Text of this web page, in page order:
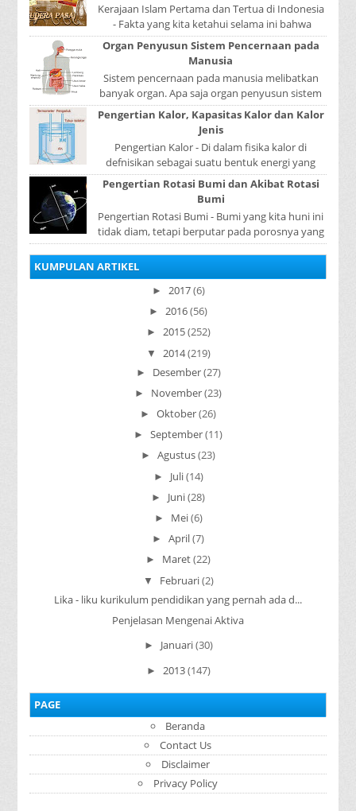
Kerajaan Islam Pertama dan Tertua di Indonesia
- Fakta yang kita ketahui selama ini bahwa
kerajaan Samudera Pasai merupakan kerajaan ...
Organ Penyusun Sistem Pencernaan pada
Manusia
Sistem pencernaan pada manusia melibatkan
banyak organ. Apa saja organ penyusun sistem
pencernaan pada manusia ? Organ penyusun
sistem p...
Pengertian Kalor, Kapasitas Kalor dan Kalor
Jenis
Pengertian Kalor - Di dalam fisika kalor di
defnisikan sebagai suatu bentuk energi yang
dapat berpindah atau mengalir dari benda yang
...
Pengertian Rotasi Bumi dan Akibat Rotasi
Bumi
Pengertian Rotasi Bumi - Bumi yang kita huni ini
tidak diam, tetapi berputar pada porosnya yang
disebut rotasi bumi. Waktu yang diperlukan...
KUMPULAN ARTIKEL
► 2017(6)
► 2016(56)
► 2015(252)
▼ 2014(219)
► Desember(27)
► November(23)
► Oktober(26)
► September(11)
► Agustus(23)
► Juli(14)
► Juni(28)
► Mei(6)
► April(7)
► Maret(22)
▼ Februari(2)
Lika - liku kurikulum pendidikan yang pernah ada d...
Penjelasan Mengenai Aktiva
► Januari(30)
► 2013(147)
PAGE
Beranda
Contact Us
Disclaimer
Privacy Policy